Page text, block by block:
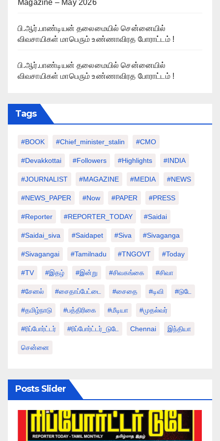
Magazine – May 2026
பி.ஆர்.பாண்டியன் தலைமையில் சென்னையில்
விவசாயிகள் மாபெரும் உண்ணாவிரத போராட்டம் !
பி.ஆர்.பாண்டியன் தலைமையில் சென்னையில்
விவசாயிகள் மாபெரும் உண்ணாவிரத போராட்டம் !
Tags
#BOOK #chief_minister_stalin #CMO
#devakkottai #followers #highlights #INDIA
#JOURNALIST #MAGAZINE #MEDIA #NEWS
#NEWS_PAPER #Now #PAPER #PRESS
#Reporter #REPORTER_TODAY #saidai
#saidai_siva #saidapet #Siva #Sivaganga
#sivagangai #tamilnadu #TNGOVT #today
#TV #இதழ் #இன்று #சிவகங்கை #சிவா
#சேனல் #சைதாப்பேட்டை #சைதை #டிவி #டுடே
#தமிழ்நாடு #பத்திரிகை #மீடியா #முதல்வர்
#ரிப்போர்ட்டர் #ரிப்போர்ட்டர்_டுடே Chennai இந்தியா
சென்னை
Posts Slider